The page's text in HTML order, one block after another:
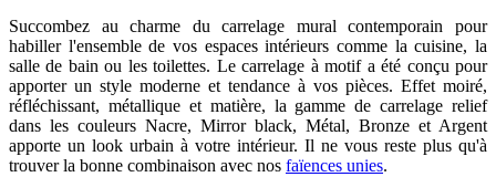
Succombez au charme du carrelage mural contemporain pour
habiller l'ensemble de vos espaces intérieurs comme la cuisine, la
salle de bain ou les toilettes. Le carrelage à motif a été conçu pour
apporter un style moderne et tendance à vos pièces. Effet moiré,
réfléchissant, métallique et matière, la gamme de carrelage relief
dans les couleurs Nacre, Mirror black, Métal, Bronze et Argent
apporte un look urbain à votre intérieur. Il ne vous reste plus qu'à
trouver la bonne combinaison avec nos faïences unies.